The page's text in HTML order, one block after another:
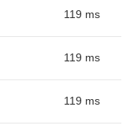
119 ms
119 ms
119 ms